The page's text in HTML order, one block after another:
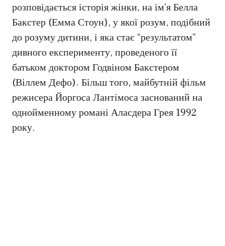
розповідається історія жінки, на ім’я Белла
Бакстер (Емма Стоун), у якої розум, подібний
до розуму дитини, і яка стає “результатом”
дивного експерименту, проведеного її
батьком доктором Годвіном Бакстером
(Віллем Дефо). Більш того, майбутній фільм
режисера Йоргоса Лантімоса заснований на
однойменному романі Аласдера Грея 1992
року.